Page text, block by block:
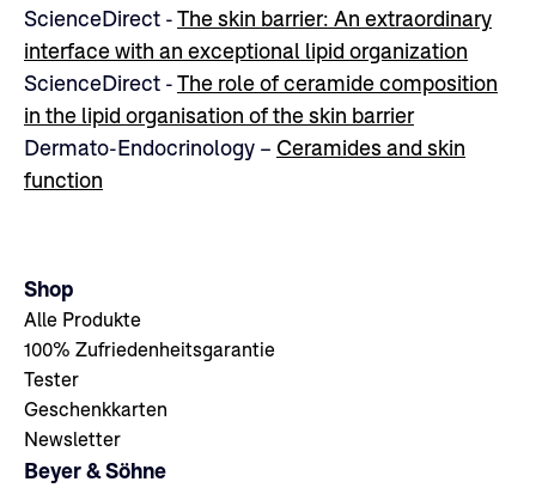
ScienceDirect - The skin barrier: An extraordinary
interface with an exceptional lipid organization
ScienceDirect - The role of ceramide composition
in the lipid organisation of the skin barrier
Dermato-Endocrinology – Ceramides and skin
function
Shop
Alle Produkte
100% Zufriedenheitsgarantie
Tester
Geschenkkarten
Newsletter
Beyer & Söhne